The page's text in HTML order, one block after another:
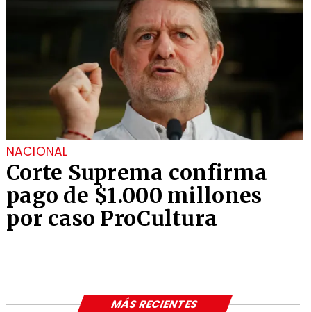
NACIONAL
Corte Suprema confirma
pago de $1.000 millones
por caso ProCultura
MÁS RECIENTES